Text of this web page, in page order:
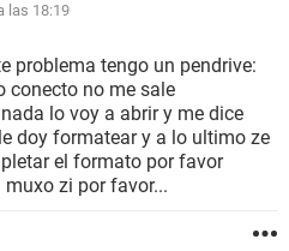
las 18:19
problema tengo un pendrive:
conecto no me sale
lo voy a abrir y me dice
doy formatear y a lo ultimo ze
el formato por favor
zi por favor...